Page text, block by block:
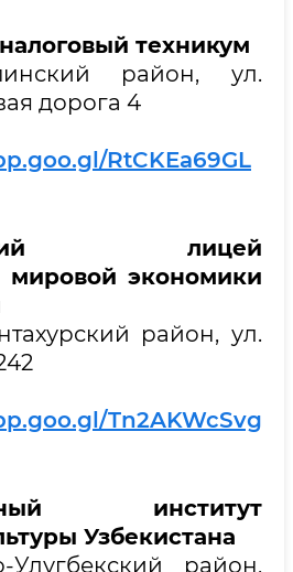
техникум
район, ул.
дорога 4
RtCKEa69GL
лицей
мировой экономики
район, ул.
Tn2AKWcSvg
институт
Узбекистана
район,